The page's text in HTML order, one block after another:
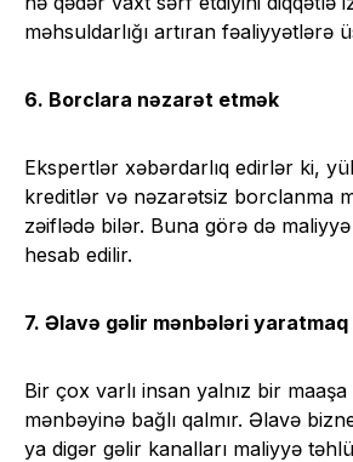
məhsuldarlığı artıran fəaliyyətlərə
6. Borclara nəzarət etmək
Ekspertlər xəbərdarlıq edirlər ki,
kreditlər və nəzarətsiz borclanma
zəiflədə bilər. Buna görə də maliyyə
hesab edilir.
7. Əlavə gəlir mənbələri yaratmaq
Bir çox varlı insan yalnız bir
mənbəyinə bağlı qalmır. Əlavə
ya digər gəlir kanalları maliyyə